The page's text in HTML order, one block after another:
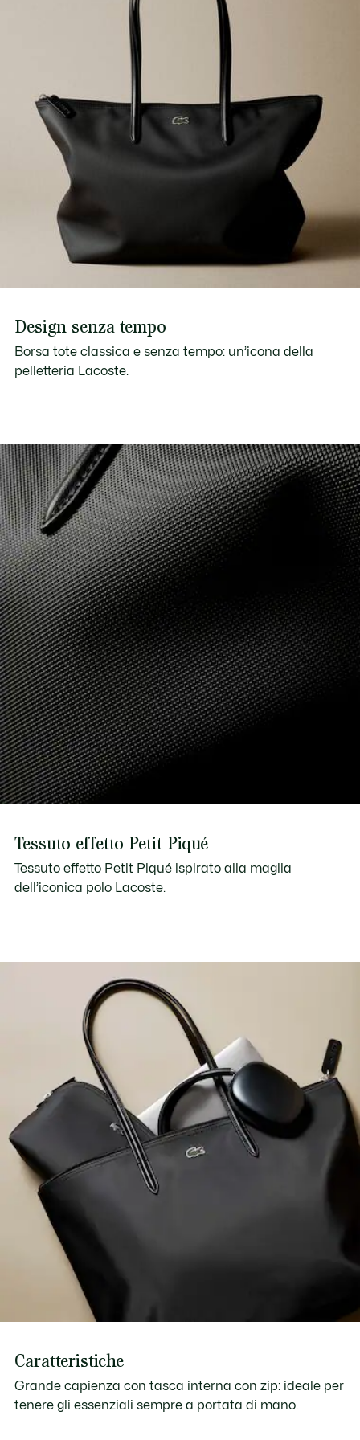
Scomparto per laptop da 15"
Design senza tempo
Borsa tote classica e senza tempo: un’icona della
pelletteria Lacoste.
Tessuto effetto Petit Piqué
Tessuto effetto Petit Piqué ispirato alla maglia
dell’iconica polo Lacoste.
Caratteristiche
Grande capienza con tasca interna con zip: ideale per
tenere gli essenziali sempre a portata di mano.